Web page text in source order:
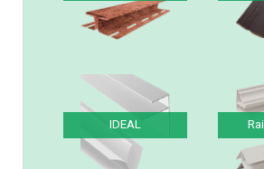
Stone House